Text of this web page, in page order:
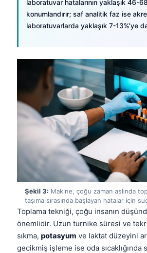
laboratuvar hatalarının yaklaşık 46-
konumlandırır; saf analitik faz ise
laboratuvarlarda yaklaşık 7-13%’ye
Şekil 3: Makine, çoğu zaman aslında
taşıma sırasında başlayan hatalar için
Toplama tekniği, çoğu insanın
önemlidir. Uzun turnike süresi ve
sıkma, potasyum ve laktat düzeyini
gecikmiş işleme ise oda sıcaklığında